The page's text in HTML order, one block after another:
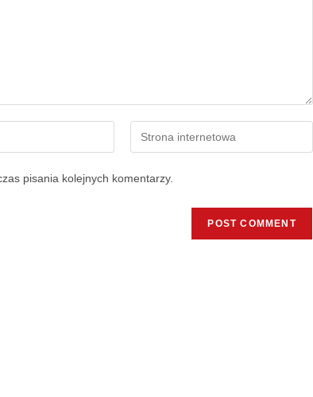
pisania kolejnych komentarzy.